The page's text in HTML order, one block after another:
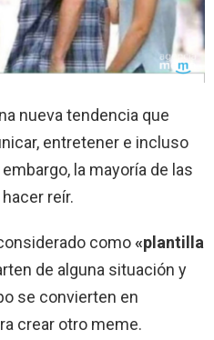
nueva tendencia que
entretener e incluso
la mayoría de las
reír.
como«plantilla
de alguna situación y
se convierten en
crear otro meme.